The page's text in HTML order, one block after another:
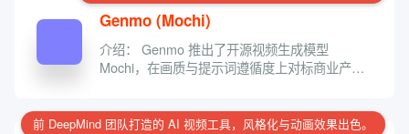
Genmo (Mochi)
介绍： Genmo 推出了开源视频生成模型
Mochi，在画质与提示词遵循度上对标商业产
前 DeepMind 团队打造的 AI 视频工具，风格化与动画效果出色。